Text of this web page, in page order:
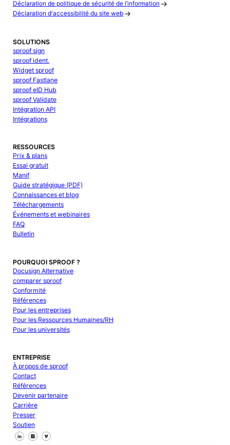
Déclaration de politique de sécurité de l’information
Déclaration d'accessibilité du site web
SOLUTIONS
sproof sign
sproof ident.
Widget sproof
sproof Fastlane
sproof eID Hub
sproof Validate
Intégration API
Intégrations
RESSOURCES
Prix & plans
Essai gratuit
Manif
Guide stratégique (PDF)
Connaissances et blog
Téléchargements
Événements et webinaires
FAQ
Bulletin
POURQUOI SPROOF ?
Docusign Alternative
comparer sproof
Conformité
Références
Pour les entreprises
Pour les Ressources Humaines/RH
Pour les universités
ENTREPRISE
À propos de sproof
Contact
Références
Devenir partenaire
Carrière
Presser
Soutien
Suivez-nous sur Facebook
Suivez-nous sur X
Suivez-nous sur LinkedIn